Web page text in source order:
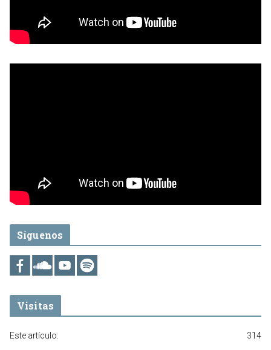
Síguenos
Visitas
314
Este artículo: